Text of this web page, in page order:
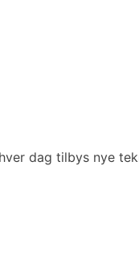
dag tilbys nye